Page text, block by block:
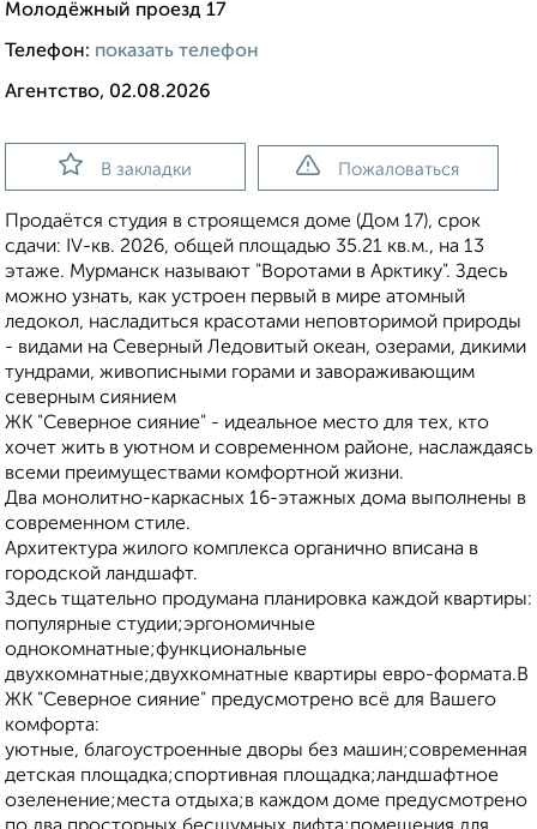
Молодёжный проезд 17
Телефон: показать телефон
Агентство, 02.08.2026
В закладки Пожаловаться
Продаётся студия в строящемся доме (Дом 17), срок
сдачи: IV-кв. 2026, общей площадью 35.21 кв.м., на 13
этаже. Мурманск называют "Воротами в Арктику". Здесь
можно узнать, как устроен первый в мире атомный
ледокол, насладиться красотами неповторимой природы
- видами на Северный Ледовитый океан, озерами, дикими
тундрами, живописными горами и завораживающим
северным сиянием
ЖК "Северное сияние" - идеальное место для тех, кто
хочет жить в уютном и современном районе, наслаждаясь
всеми преимуществами комфортной жизни.
Два монолитно-каркасных 16-этажных дома выполнены в
современном стиле.
Архитектура жилого комплекса органично вписана в
городской ландшафт.
Здесь тщательно продумана планировка каждой квартиры:
популярные студии;эргономичные
однокомнатные;функциональные
двухкомнатные;двухкомнатные квартиры евро-формата.В
ЖК "Северное сияние" предусмотрено всё для Вашего
комфорта:
уютные, благоустроенные дворы без машин;современная
детская площадка;спортивная площадка;ландшафтное
озеленение;места отдыха;в каждом доме предусмотрено